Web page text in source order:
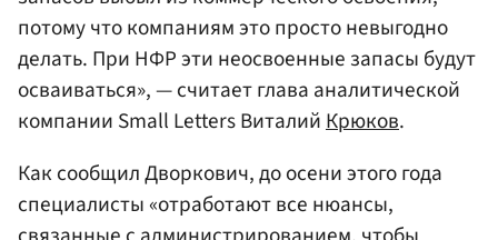
потому что компаниям это просто невыгодно
делать. При НФР эти неосвоенные запасы будут
осваиваться», — считает глава аналитической
компании Small Letters ВиталийКрюков.
Как сообщил Дворкович, до осени этого года
специалисты «отработают все нюансы,